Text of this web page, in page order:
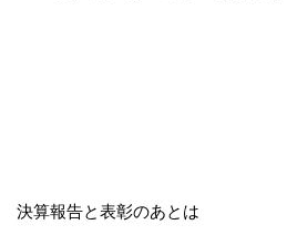
決算報告と表彰のあとは